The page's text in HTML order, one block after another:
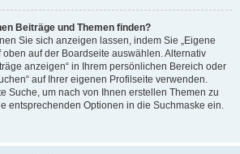
Beiträge und Themen finden?
Sie sich anzeigen lassen, indem Sie „Eigene
oben auf der Boardseite auswählen. Alternativ
anzeigen“ in Ihrem persönlichen Bereich oder
auf Ihrer eigenen Profilseite verwenden.
Suche, um nach von Ihnen erstellen Themen zu
entsprechenden Optionen in die Suchmaske ein.